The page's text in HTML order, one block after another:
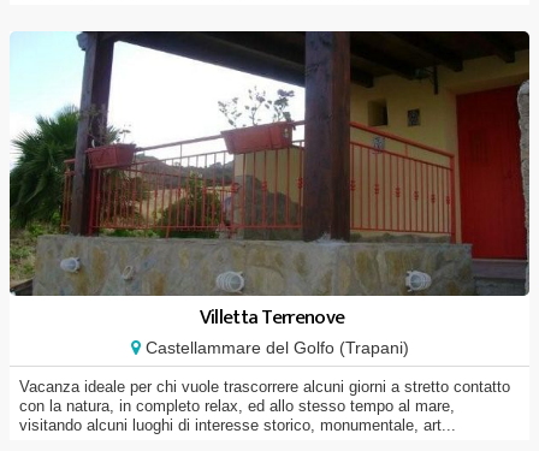
Villetta Terrenove
Castellammare del Golfo (Trapani)
Vacanza ideale per chi vuole trascorrere alcuni giorni a stretto contatto
con la natura, in completo relax, ed allo stesso tempo al mare,
visitando alcuni luoghi di interesse storico, monumentale, art...